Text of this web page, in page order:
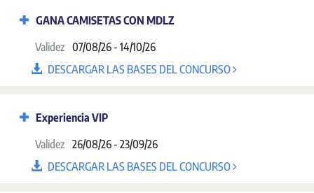
GANA CAMISETAS CON MDLZ
Validez 07/08/26 - 14/10/26
DESCARGAR LAS BASES DEL CONCURSO
Experiencia VIP
Validez 26/08/26 - 23/09/26
DESCARGAR LAS BASES DEL CONCURSO